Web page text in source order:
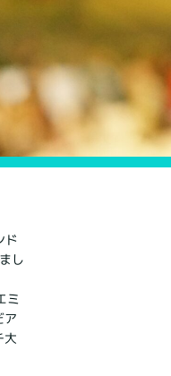
ド
し
ミ
ア
大